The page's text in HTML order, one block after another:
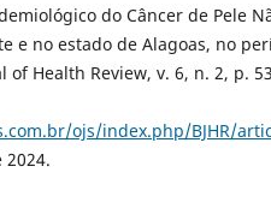
do Câncer de Pele
e no estado de Alagoas, no
of Health Review, v. 6, n. 2, p.
ojs/index.php/BJHR/
2024.